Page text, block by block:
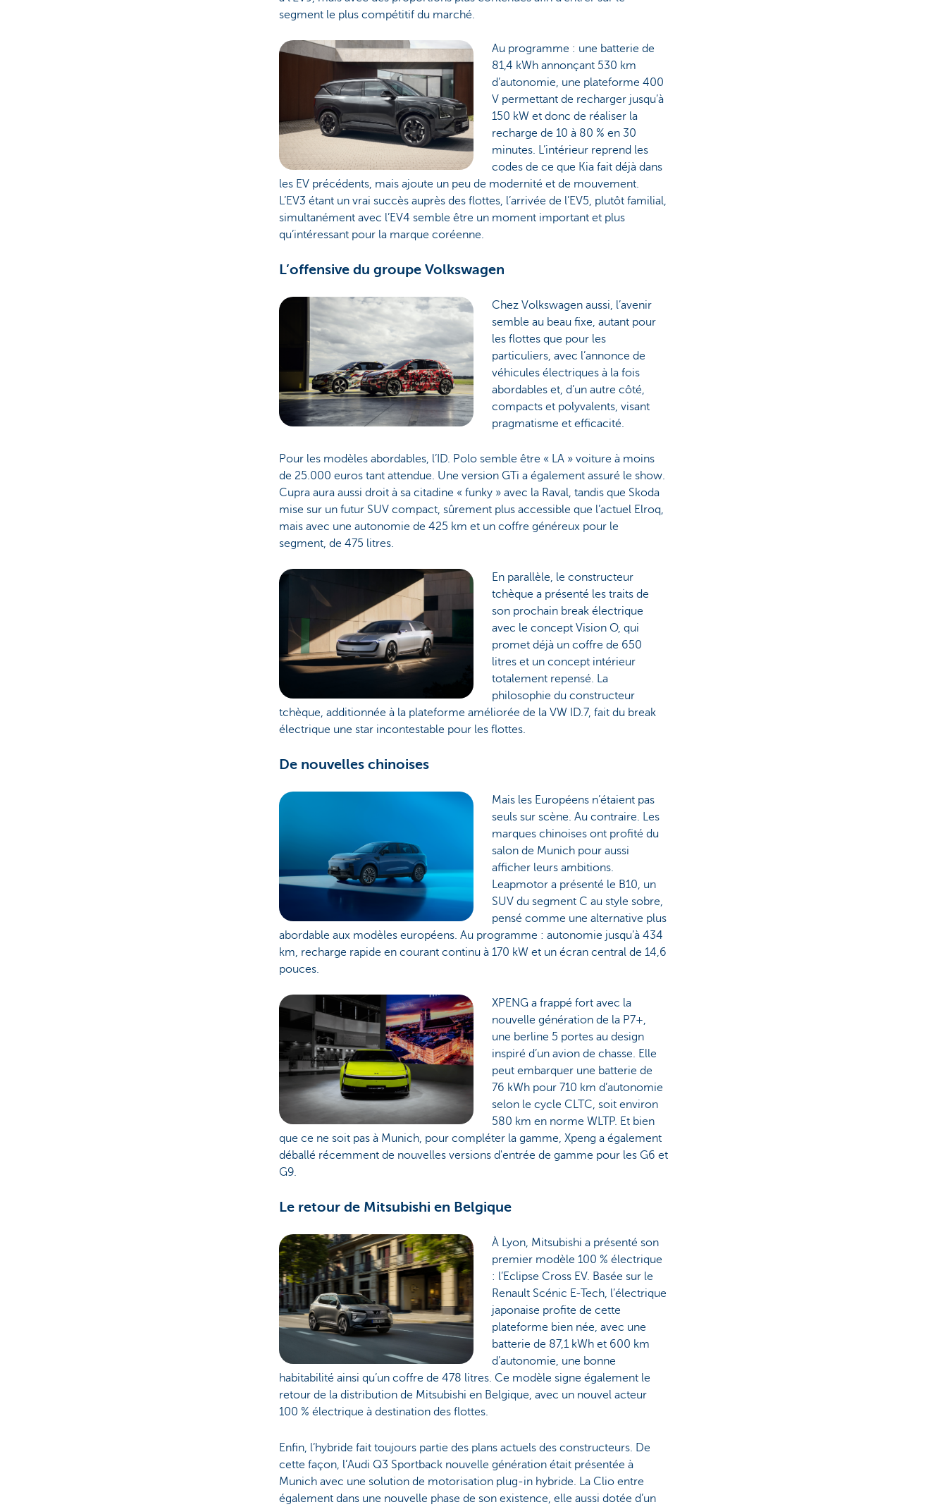
segment le plus compétitif du marché.
Au programme : une batterie de
81,4 kWh annonçant 530 km
d’autonomie, une plateforme 400
V permettant de recharger jusqu’à
150 kW et donc de réaliser la
recharge de 10 à 80 % en 30
minutes. L’intérieur reprend les
codes de ce que Kia fait déjà dans
les EV précédents, mais ajoute un peu de modernité et de mouvement.
L’EV3 étant un vrai succès auprès des flottes, l’arrivée de l’EV5, plutôt familial,
simultanément avec l’EV4 semble être un moment important et plus
qu’intéressant pour la marque coréenne.
L’offensive du groupe Volkswagen
Chez Volkswagen aussi, l’avenir
semble au beau fixe, autant pour
les flottes que pour les
particuliers, avec l’annonce de
véhicules électriques à la fois
abordables et, d’un autre côté,
compacts et polyvalents, visant
pragmatisme et efficacité.
Pour les modèles abordables, l’ID. Polo semble être « LA » voiture à moins
de 25.000 euros tant attendue. Une version GTi a également assuré le show.
Cupra aura aussi droit à sa citadine « funky » avec la Raval, tandis que Skoda
mise sur un futur SUV compact, sûrement plus accessible que l’actuel Elroq,
mais avec une autonomie de 425 km et un coffre généreux pour le
segment, de 475 litres.
En parallèle, le constructeur
tchèque a présenté les traits de
son prochain break électrique
avec le concept Vision O, qui
promet déjà un coffre de 650
litres et un concept intérieur
totalement repensé. La
philosophie du constructeur
tchèque, additionnée à la plateforme améliorée de la VW ID.7, fait du break
électrique une star incontestable pour les flottes.
De nouvelles chinoises
Mais les Européens n’étaient pas
seuls sur scène. Au contraire. Les
marques chinoises ont profité du
salon de Munich pour aussi
afficher leurs ambitions.
Leapmotor a présenté le B10, un
SUV du segment C au style sobre,
pensé comme une alternative plus
abordable aux modèles européens. Au programme : autonomie jusqu’à 434
km, recharge rapide en courant continu à 170 kW et un écran central de 14,6
pouces.
XPENG a frappé fort avec la
nouvelle génération de la P7+,
une berline 5 portes au design
inspiré d’un avion de chasse. Elle
peut embarquer une batterie de
76 kWh pour 710 km d’autonomie
selon le cycle CLTC, soit environ
580 km en norme WLTP. Et bien
que ce ne soit pas à Munich, pour compléter la gamme, Xpeng a également
déballé récemment de nouvelles versions d'entrée de gamme pour les G6 et
G9.
Le retour de Mitsubishi en Belgique
À Lyon, Mitsubishi a présenté son
premier modèle 100 % électrique
: l’Eclipse Cross EV. Basée sur le
Renault Scénic E-Tech, l’électrique
japonaise profite de cette
plateforme bien née, avec une
batterie de 87,1 kWh et 600 km
d’autonomie, une bonne
habitabilité ainsi qu’un coffre de 478 litres. Ce modèle signe également le
retour de la distribution de Mitsubishi en Belgique, avec un nouvel acteur
100 % électrique à destination des flottes.
Enfin, l’hybride fait toujours partie des plans actuels des constructeurs. De
cette façon, l’Audi Q3 Sportback nouvelle génération était présentée à
Munich avec une solution de motorisation plug-in hybride. La Clio entre
également dans une nouvelle phase de son existence, elle aussi dotée d’un